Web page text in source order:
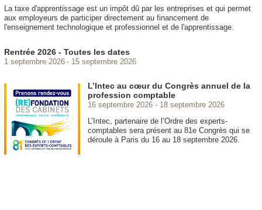
La taxe d'apprentissage est un impôt dû par les entreprises et qui permet
aux employeurs de participer directement au financement de
l'enseignement technologique et professionnel et de l'apprentissage.
Rentrée 2026 - Toutes les dates
1 septembre 2026 15 septembre 2026
L’Intec au cœur du Congrès annuel de la
profession comptable
16 septembre 2026
18 septembre 2026
L’Intec, partenaire de l’Ordre des experts-
comptables sera présent au 81e Congrès qui se
déroule à Paris du 16 au 18 septembre 2026.